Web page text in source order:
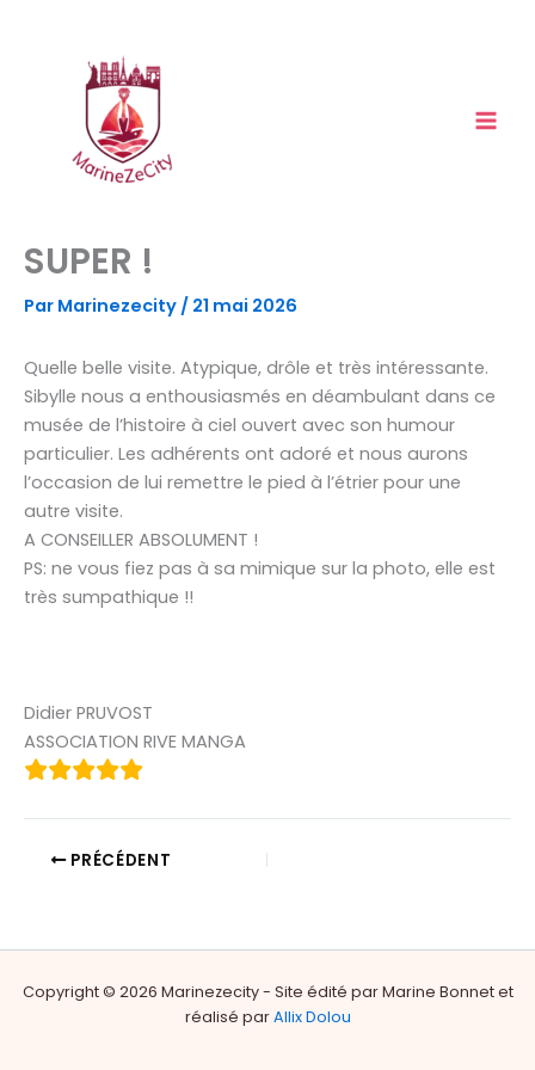
SUPER !
Par Marinezecity / 21 mai 2026
Quelle belle visite. Atypique, drôle et très intéressante.
Sibylle nous a enthousiasmés en déambulant dans ce
musée de l’histoire à ciel ouvert avec son humour
particulier. Les adhérents ont adoré et nous aurons
l’occasion de lui remettre le pied à l’étrier pour une
autre visite.
A CONSEILLER ABSOLUMENT !
PS: ne vous fiez pas à sa mimique sur la photo, elle est
très sumpathique !!
Didier PRUVOST
ASSOCIATION RIVE MANGA
PRÉCÉDENT
Copyright © 2026 Marinezecity - Site édité par Marine Bonnet et
réalisé parAllix Dolou